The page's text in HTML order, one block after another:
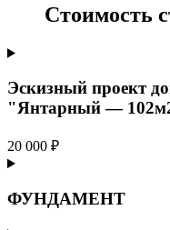
Стоимость
Эскизный проект
"Янтарный —
20 000 ₽
ФУНДАМЕНТ